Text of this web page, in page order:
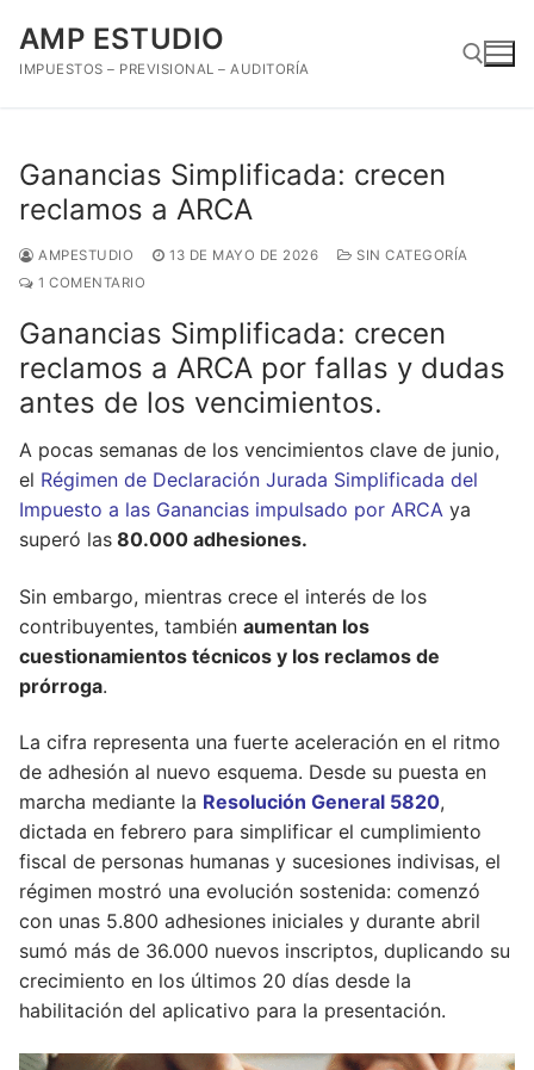
contenido
AMP ESTUDIO
IMPUESTOS – PREVISIONAL – AUDITORÍA
Ganancias Simplificada: crecen
reclamos a ARCA
AMPESTUDIO 13 DE MAYO DE 2026
SIN CATEGORÍA
1 COMENTARIO
Ganancias Simplificada: crecen
reclamos a ARCA por fallas y dudas
antes de los vencimientos.
A pocas semanas de los vencimientos clave de junio,
el Régimen de Declaración Jurada Simplificada del
Impuesto a las Ganancias impulsado por ARCA ya
superó las 80.000 adhesiones.
Sin embargo, mientras crece el interés de los
contribuyentes, también aumentan los
cuestionamientos técnicos y los reclamos de
prórroga.
La cifra representa una fuerte aceleración en el ritmo
de adhesión al nuevo esquema. Desde su puesta en
marcha mediante la Resolución General 5820,
dictada en febrero para simplificar el cumplimiento
fiscal de personas humanas y sucesiones indivisas, el
régimen mostró una evolución sostenida: comenzó
con unas 5.800 adhesiones iniciales y durante abril
sumó más de 36.000 nuevos inscriptos, duplicando su
crecimiento en los últimos 20 días desde la
habilitación del aplicativo para la presentación.